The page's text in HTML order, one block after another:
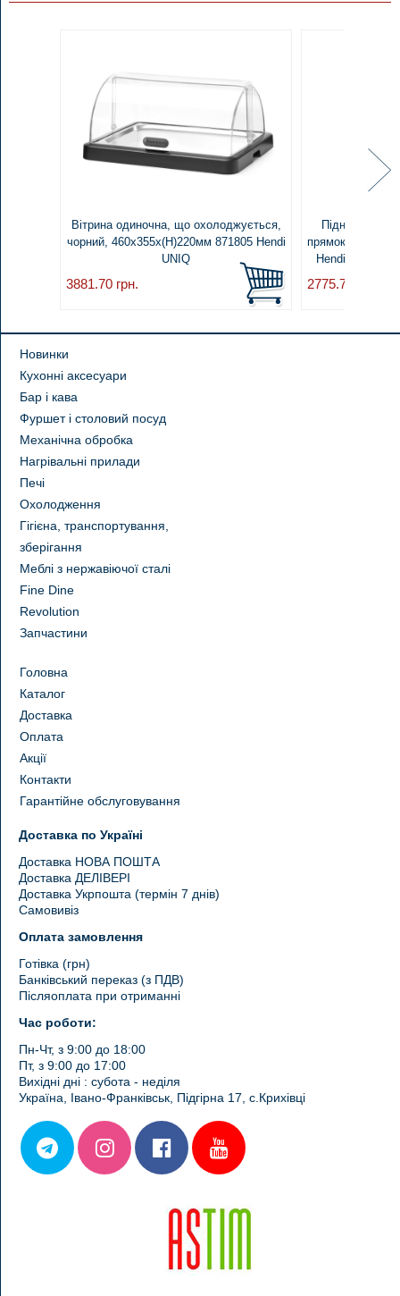
Вітрина одиночна, що охолоджується,
чорний, 460x355x(H)220мм 871805 Hendi
UNIQ
3881.70 грн.
Піднос
прямокутний,
Hendi
2775.76
Новинки
Кухонні аксесуари
Бар і кава
Фуршет і столовий посуд
Механічна обробка
Нагрівальні прилади
Печі
Охолодження
Гігієна, транспортування,
зберігання
Меблі з нержавіючої сталі
Fine Dine
Revolution
Запчастини
Головна
Каталог
Доставка
Оплата
Акції
Контакти
Гарантійне обслуговування
Доставка по Україні
Доставка НОВА ПОШТА
Доставка ДЕЛІВЕРІ
Доставка Укрпошта (термін 7 днів)
Самовивіз
Оплата замовлення
Готівка (грн)
Банківський переказ (з ПДВ)
Післяоплата при отриманні
Час роботи:
Пн-Чт, з 9:00 до 18:00
Пт, з 9:00 до 17:00
Вихідні дні : субота - неділя
Україна, Івано-Франківськ, Підгірна 17, с.Крихівці